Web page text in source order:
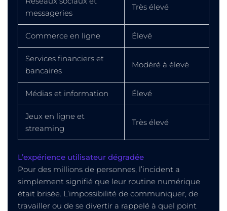
messageries
Très élevé
Commerce en ligne Élevé
Services financiers et
bancaires
Modéré à élevé
Médias et information Élevé
Jeux en ligne et
streaming
Très élevé
L’expérience utilisateur dégradée
Pour des millions de personnes, l’incident a
simplement signifié que leur routine numérique
était brisée. L’impossibilité de communiquer, de
travailler ou de se divertir a rappelé à quel point